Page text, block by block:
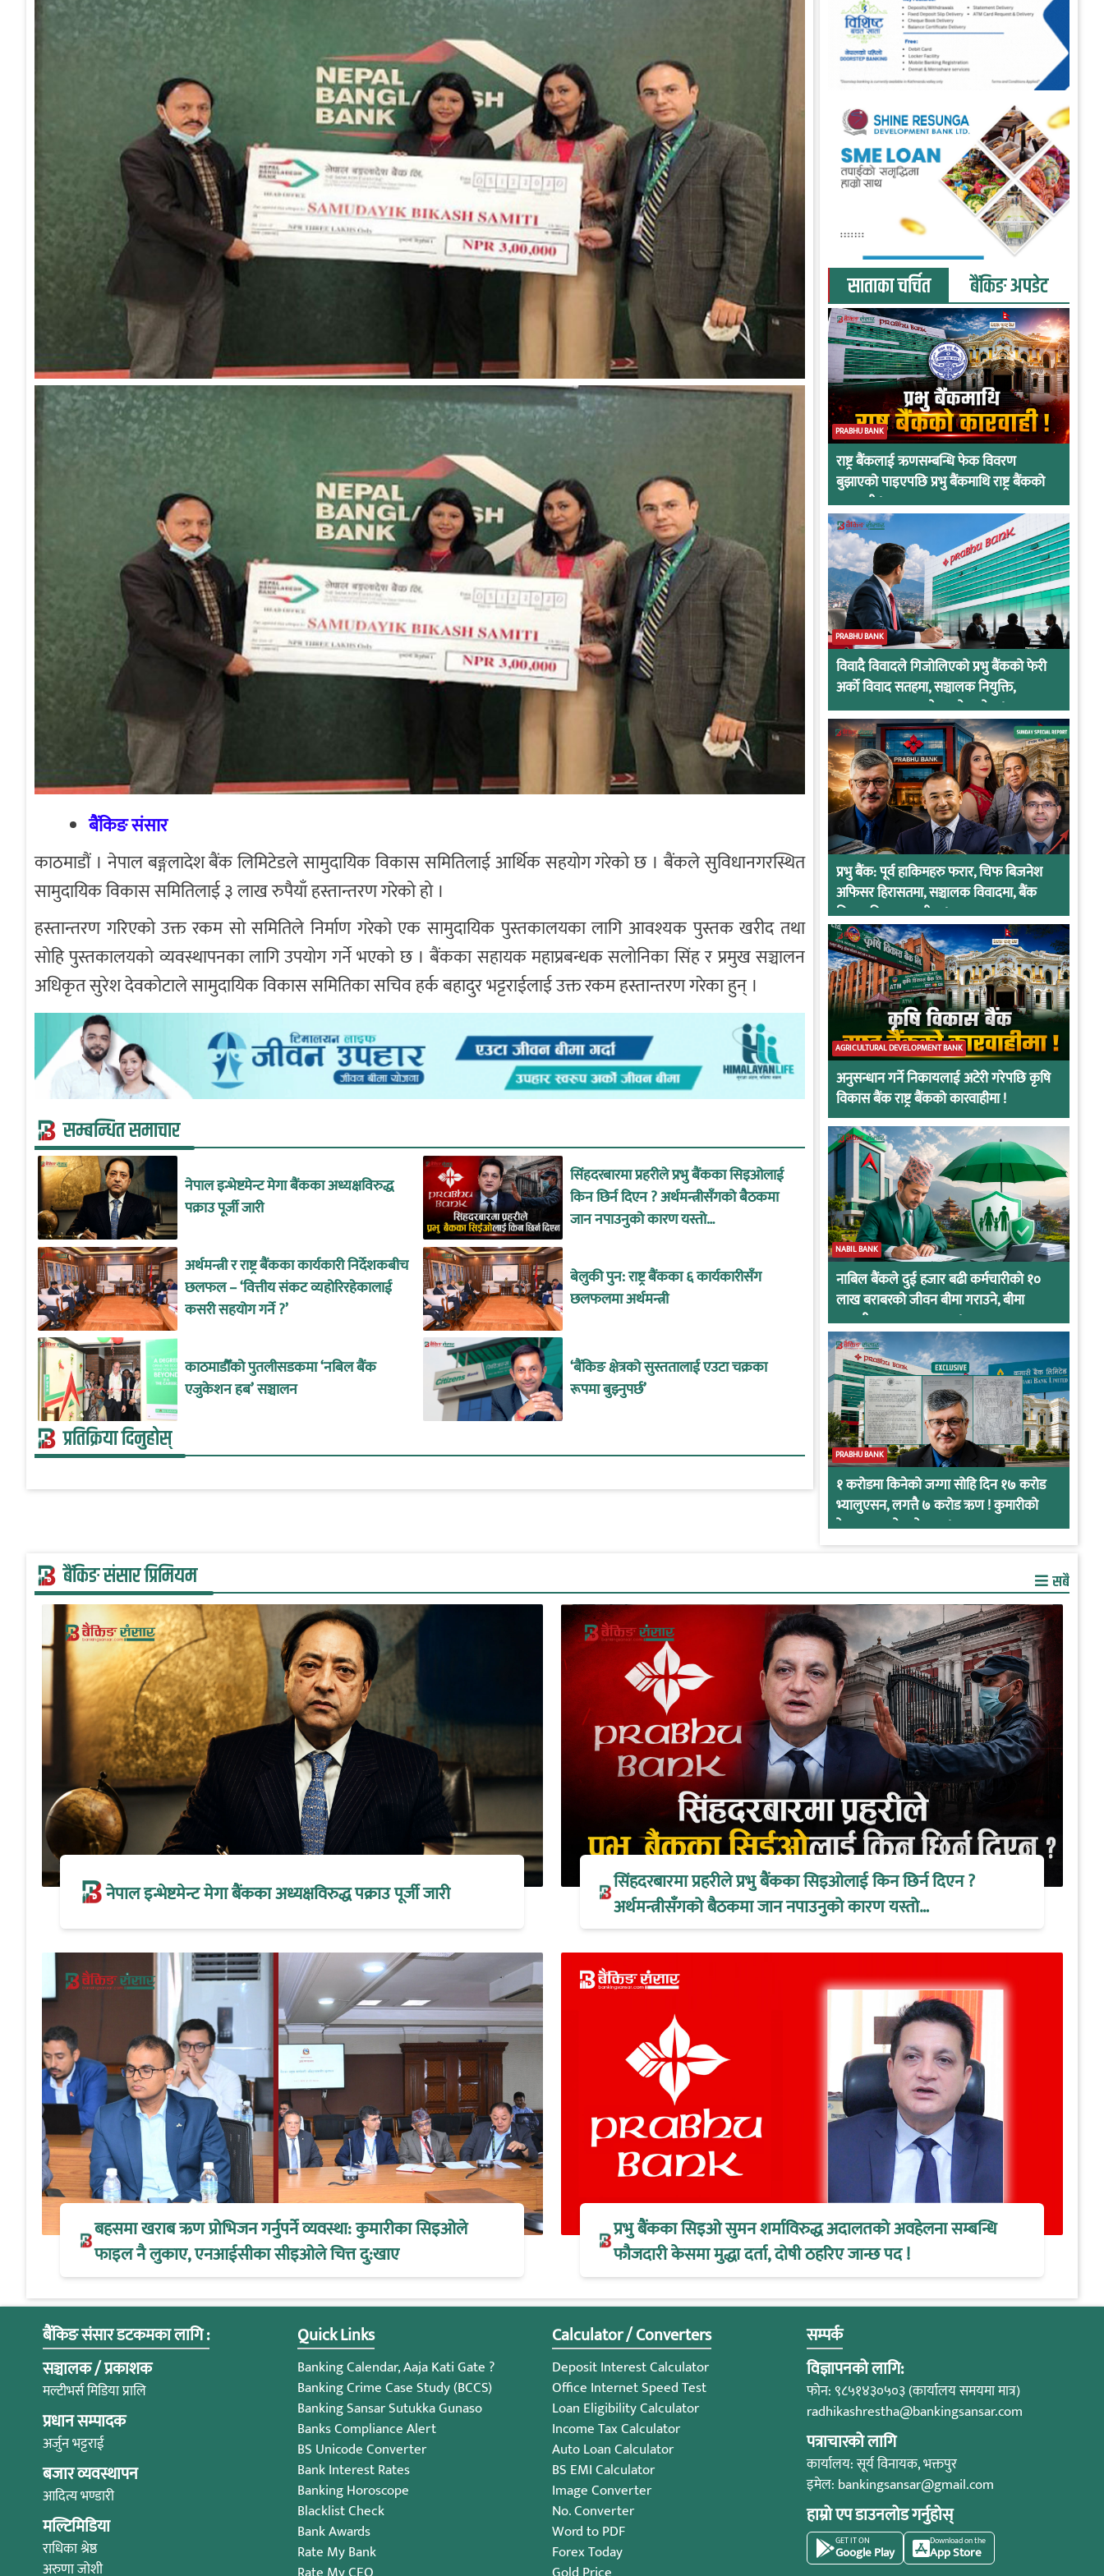
बैंकिङ संसार
काठमाडौं । नेपाल बङ्गलादेश बैंक लिमिटेडले सामुदायिक विकास समितिलाई आर्थिक सहयोग गरेको छ । बैंकले सुविधानगरस्थित
सामुदायिक विकास समितिलाई ३ लाख रुपैयाँ हस्तान्तरण गरेको हो ।
हस्तान्तरण गरिएको उक्त रकम सो समितिले निर्माण गरेको एक सामुदायिक पुस्तकालयका लागि आवश्यक पुस्तक खरीद तथा
सोहि पुस्तकालयको व्यवस्थापनका लागि उपयोग गर्ने भएको छ । बैंकका सहायक महाप्रबन्धक सलोनिका सिंह र प्रमुख सञ्चालन
अधिकृत सुरेश देवकोटाले सामुदायिक विकास समितिका सचिव हर्क बहादुर भट्टराईलाई उक्त रकम हस्तान्तरण गरेका हुन् ।
सम्बन्धित समाचार
नेपाल इन्भेष्टमेन्ट मेगा बैंकका अध्यक्षविरुद्ध
पक्राउ पूर्जी जारी
सिंहदरबारमा प्रहरीले प्रभु बैंकका सिइओलाई
किन छिर्न दिएन ? अर्थमन्त्रीसँगको बैठकमा
जान नपाउनुको कारण यस्तो…
अर्थमन्त्री र राष्ट्र बैंकका कार्यकारी निर्देशकबीच
छलफल – ‘वित्तीय संकट व्यहोरिरहेकालाई
कसरी सहयोग गर्ने ?’
बेलुकी पुन: राष्ट्र बैंकका ६ कार्यकारीसँग
छलफलमा अर्थमन्त्री
काठमाडौँको पुतलीसडकमा ‘नबिल बैंक
एजुकेशन हब’ सञ्चालन
‘बैंकिङ क्षेत्रको सुस्ततालाई एउटा चक्रका
रूपमा बुझ्नुपर्छ’
प्रतिक्रिया दिनुहोस्
साताका चर्चित बैंकिङ अपडेट
PRABHU BANK
राष्ट्र बैंकलाई ऋणसम्बन्धि फेक विवरण
बुझाएको पाइएपछि प्रभु बैंकमाथि राष्ट्र बैंकको
कारवाही !
PRABHU BANK
विवादै विवादले गिजोलिएको प्रभु बैंकको फेरी
अर्को विवाद सतहमा, सञ्चालक नियुक्ति,
अनुसन्धान र सरुवाले तात्यो माहोल !
प्रभु बैंक: पूर्व हाकिमहरु फरार, चिफ बिजनेश
अफिसर हिरासतमा, सञ्चालक विवादमा, बैंक
नियामकीय कारवाहीमा !
AGRICULTURAL DEVELOPMENT BANK
अनुसन्धान गर्ने निकायलाई अटेरी गरेपछि कृषि
विकास बैंक राष्ट्र बैंकको कारवाहीमा !
NABIL BANK
नाबिल बैंकले दुई हजार बढी कर्मचारीको १०
लाख बराबरको जीवन बीमा गराउने, बीमा
कम्पनीबाट प्रस्ताव आह्वान !
PRABHU BANK
१ करोडमा किनेको जग्गा सोहि दिन १७ करोड
भ्यालुएसन, लगत्तै ७ करोड ऋण ! कुमारीको
केसमा प्रभुको कनेक्सन !
बैंकिङ संसार प्रिमियम सबै
नेपाल इन्भेष्टमेन्ट मेगा बैंकका अध्यक्षविरुद्ध पक्राउ पूर्जी जारी
सिंहदरबारमा प्रहरीले प्रभु बैंकका सिइओलाई किन छिर्न दिएन ?
अर्थमन्त्रीसँगको बैठकमा जान नपाउनुको कारण यस्तो…
बहसमा खराब ऋण प्रोभिजन गर्नुपर्ने व्यवस्था: कुमारीका सिइओले
फाइल नै लुकाए, एनआईसीका सीइओले चित्त दु:खाए
प्रभु बैंकका सिइओ सुमन शर्माविरुद्ध अदालतको अवहेलना सम्बन्धि
फौजदारी केसमा मुद्धा दर्ता, दोषी ठहरिए जान्छ पद !
बैंकिङ संसार डटकमका लागि :
सञ्चालक / प्रकाशक
मल्टीभर्स मिडिया प्रालि
प्रधान सम्पादक
अर्जुन भट्टराई
बजार व्यवस्थापन
आदित्य भण्डारी
मल्टिमिडिया
राधिका श्रेष्ठ
अरुणा जोशी
Quick Links
Banking Calendar, Aaja Kati Gate ?
Banking Crime Case Study (BCCS)
Banking Sansar Sutukka Gunaso
Banks Compliance Alert
BS Unicode Converter
Bank Interest Rates
Banking Horoscope
Blacklist Check
Bank Awards
Rate My Bank
Calculator / Converters
Deposit Interest Calculator
Office Internet Speed Test
Loan Eligibility Calculator
Income Tax Calculator
Auto Loan Calculator
BS EMI Calculator
Image Converter
No. Converter
Word to PDF
Forex Today
सम्पर्क
विज्ञापनको लागि:
फोन: ९८५१४३०५०३ (कार्यालय समयमा मात्र)
radhikashrestha@bankingsansar.com
पत्राचारको लागि
कार्यालय: सूर्य विनायक, भक्तपुर
इमेल: bankingsansar@gmail.com
हाम्रो एप डाउनलोड गर्नुहोस्
GET IT ON
Google Play
Download on the
App Store